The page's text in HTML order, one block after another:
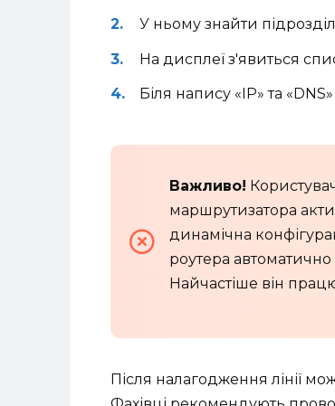
У ньому знайти підрозділ
На дисплеї з'явиться
Біля напису «IP» та
Важливо!
маршрутизатора
динамічна
роутера
Найчастіше він
Після налагодження лінії